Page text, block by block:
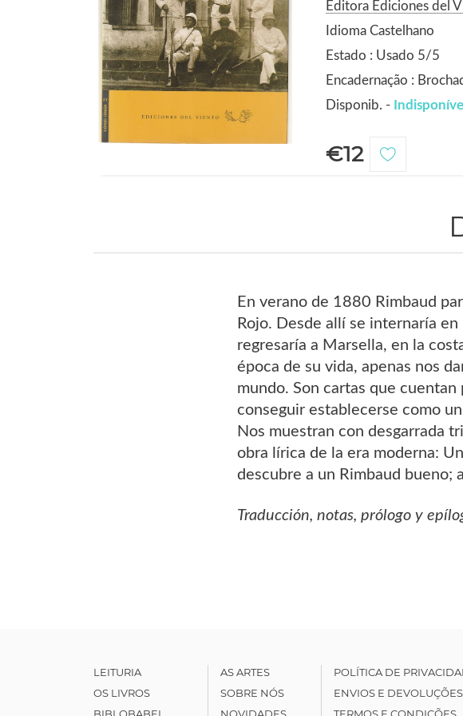
Editora Ediciones del
Idioma Castelhano
Estado : Usado 5/5
Encadernação :
Disponib. - Indisponível
€12
En verano de 1880 Rimbaud
Rojo. Desde allí se internaría
regresaría a Marsella, en la
época de su vida, apenas nos
mundo. Son cartas que
conseguir establecerse como
Nos muestran con desgarrada
obra lírica de la era moderna:
descubre a un Rimbaud bueno;
Traducción, notas, prólogo y
LEITURIA
OS LIVROS
AS ARTES
SOBRE NÓS
POLÍTICA DE
ENVIOS E DEVOLUÇÕES